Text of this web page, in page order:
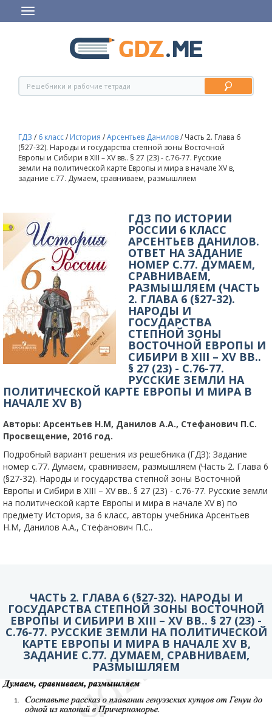
ГДЗ / 6 класс/ История /Арсентьев Данилов/ Часть 2. Глава 6
(§27-32). Народы и государства степной зоны Восточной
Европы и Сибири в XIII – XV вв.. § 27 (23) - c.76-77. Русские
земли на политической карте Европы и мира в начале XV в,
задание с.77. Думаем, сравниваем, размышляем
ГДЗ ПО ИСТОРИИ
РОССИИ 6 КЛАСС
АРСЕНТЬЕВ ДАНИЛОВ.
ОТВЕТ НА ЗАДАНИЕ
НОМЕР С.77. ДУМАЕМ,
СРАВНИВАЕМ,
РАЗМЫШЛЯЕМ (ЧАСТЬ
2. ГЛАВА 6 (§27-32).
НАРОДЫ И
ГОСУДАРСТВА
СТЕПНОЙ ЗОНЫ
ВОСТОЧНОЙ ЕВРОПЫ И
СИБИРИ В XIII – XV ВВ..
§ 27 (23) - C.76-77.
РУССКИЕ ЗЕМЛИ НА
ПОЛИТИЧЕСКОЙ КАРТЕ ЕВРОПЫ И МИРА В
НАЧАЛЕ XV В)
Авторы: Арсентьев Н.М, Данилов А.А., Стефанович П.С.
Просвещение, 2016 год.
Подробный вариант решения из решебника (ГДЗ): Задание
номер с.77. Думаем, сравниваем, размышляем (Часть 2. Глава 6
(§27-32). Народы и государства степной зоны Восточной
Европы и Сибири в XIII – XV вв.. § 27 (23) - c.76-77. Русские земли
на политической карте Европы и мира в начале XV в) по
предмету История, за 6 класс, авторы учебника Арсентьев
Н.М, Данилов А.А., Стефанович П.С..
ЧАСТЬ 2. ГЛАВА 6 (§27-32). НАРОДЫ И
ГОСУДАРСТВА СТЕПНОЙ ЗОНЫ ВОСТОЧНОЙ
ЕВРОПЫ И СИБИРИ В XIII – XV ВВ.. § 27 (23) -
C.76-77. РУССКИЕ ЗЕМЛИ НА ПОЛИТИЧЕСКОЙ
КАРТЕ ЕВРОПЫ И МИРА В НАЧАЛЕ XV В,
ЗАДАНИЕ С.77. ДУМАЕМ, СРАВНИВАЕМ,
РАЗМЫШЛЯЕМ